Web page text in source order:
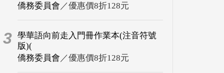
僑務委員會 ／優惠價8折128元
3 學華語向前走入門冊作業本(注音符號
版)(
僑務委員會 ／優惠價8折128元